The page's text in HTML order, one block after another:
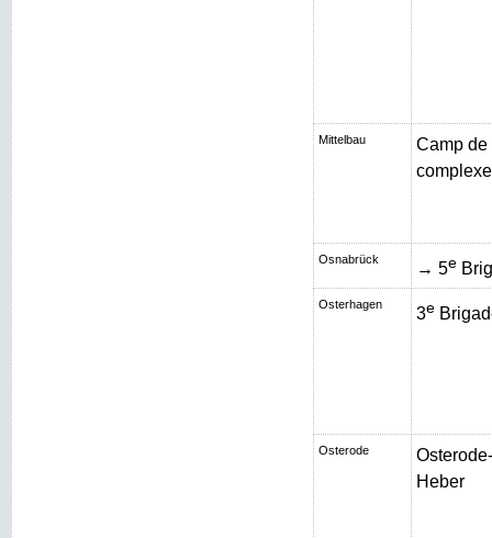
Mittelbau
Camp de
Osnabrück → 5e
Osterhagen 3e
Osterode
Heber